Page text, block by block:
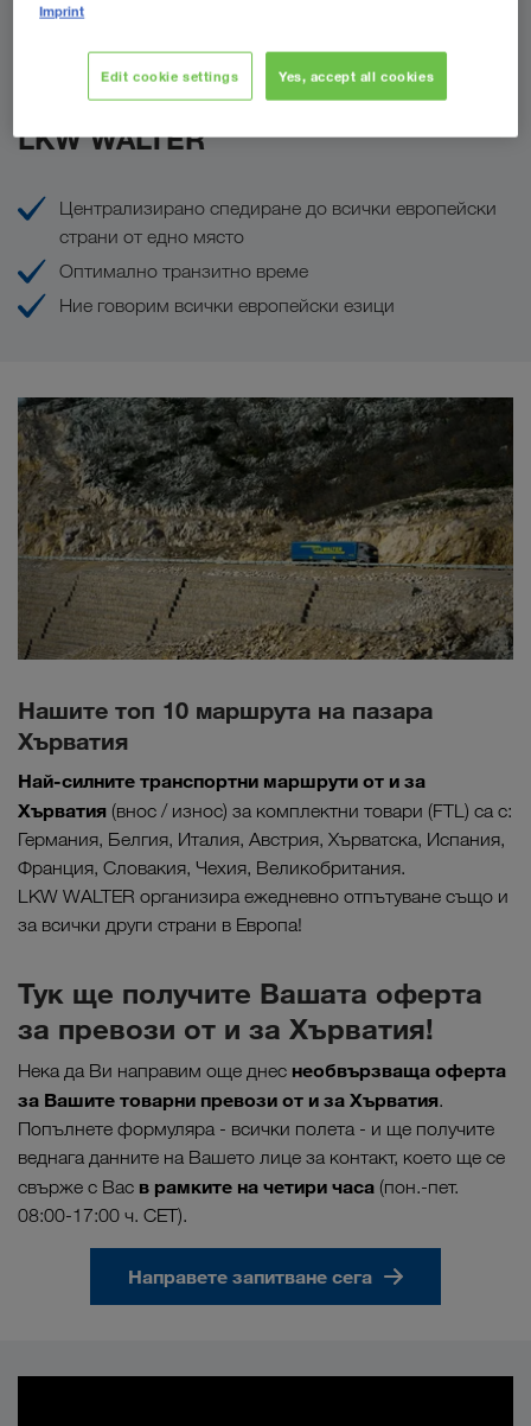
Направете запитване сега
Вашите предимства с
LKW WALTER
Централизирано спедиране до всички европейски
страни от едно място
Оптимално транзитно време
Ние говорим всички европейски езици
Нашите топ 10 маршрута на пазара
Хърватия
Най-силните транспортни маршрути от и за
Хърватия (внос / износ) за комплектни товари (FTL) са с:
Германия, Белгия, Италия, Австрия, Хърватска, Испания,
Франция, Словакия, Чехия, Великобритания.
LKW WALTER организира ежедневно отпътуване също и
за всички други страни в Европа!
Тук ще получите Вашата оферта
за превози от и за Хърватия!
Нека да Ви направим още днес необвързваща оферта
за Вашите товарни превози от и за Хърватия.
Попълнете формуляра - всички полета - и ще получите
веднага данните на Вашето лице за контакт, което ще се
свърже с Вас в рамките на четири часа (пон.-пет.
08:00-17:00 ч. CET).
Направете запитване сега
Imprint
Edit cookie settings Yes, accept all cookies